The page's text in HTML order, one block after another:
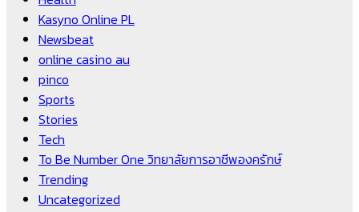
Kasyno Online PL
Newsbeat
online casino au
pinco
Sports
Stories
Tech
To Be Number One วิทยาลัยการอาชีพองครักษ์
Trending
Uncategorized